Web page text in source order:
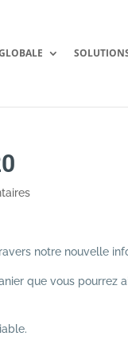
notre nouvelle
que vous pourrez